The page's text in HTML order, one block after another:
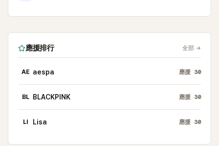
應援排行 全部 →
AE aespa 應援 30
BL BLACKPINK 應援 30
LI Lisa 應援 30